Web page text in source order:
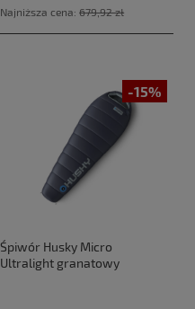
Najniższa cena:679,92 zł
-15%
Śpiwór Husky Micro
Ultralight granatowy